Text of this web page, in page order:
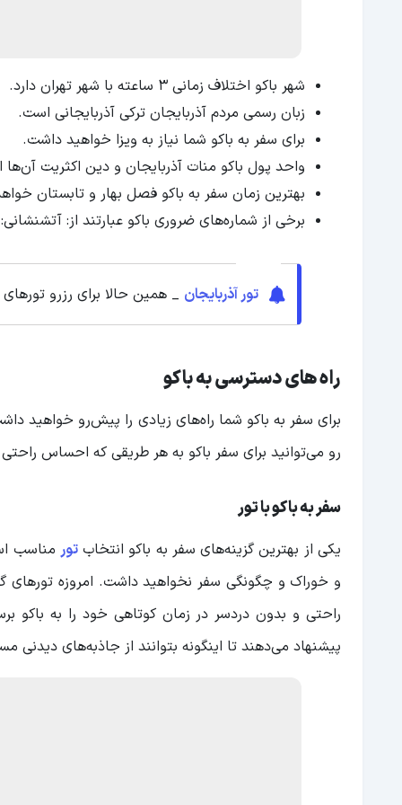
شهر باکو اختلاف زمانی ۳ ساعته با شهر تهران دارد.
زبان رسمی مردم آذربایجان ترکی آذربایجانی است.
برای سفر به باکو شما نیاز به ویزا خواهید داشت.
واحد پول باکو منات آذربایجان و دین اکثریت
بهترین زمان سفر به باکو فصل بهار و تابستان
برخی از شماره‌های ضروری باکو عبارتند از: آتشنشانی: ۱۰۱، پلیس: ۱۰۲، آمبولانس: ۱۰۳، کد تلفن باکو: ۱۲
تور آذربایجان _ همین حالا برای رزرو
راه های دسترسی به باکو
برای سفر به باکو شما راه‌های زیادی را پیش‌رو خواهید
رو می‌توانید برای سفر باکو به هر طریقی که احساس
سفر به باکو با تور
یکی از بهترین گزینه‌های سفر به باکو انتخابتور مناسب
و خوراک و چگونگی سفر نخواهید داشت. امروزه تورهای
راحتی و بدون دردسر در زمان کوتاهی خود را به باکو
پیشنهاد می‌دهند تا اینگونه بتوانند از جاذبه‌های دیدنی